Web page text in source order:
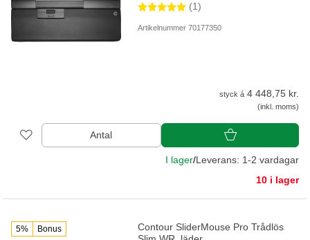
(1)
Artikelnummer 70177350
styck á 4 448,75 kr.
(inkl. moms)
Antal
I lager/Leverans: 1-2 vardagar
10 i lager
5% Bonus
Contour SliderMouse Pro Trådlös